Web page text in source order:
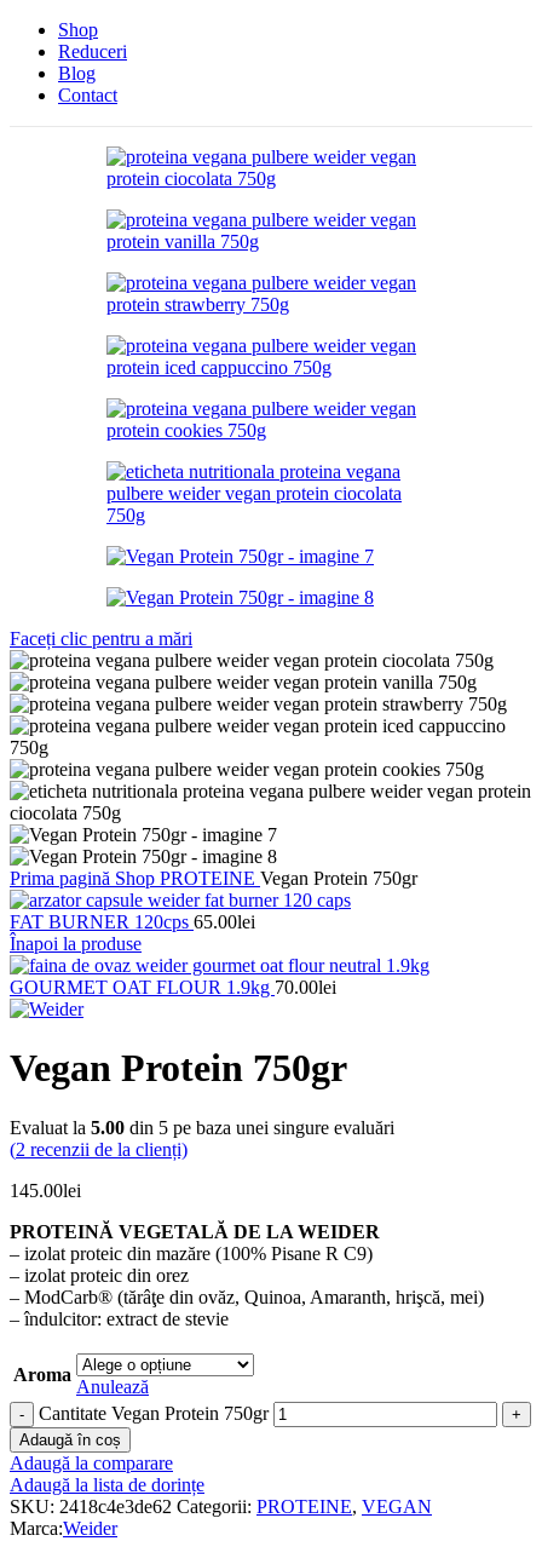
Shop
Reduceri
Blog
Contact
Faceți clic pentru a mări
Prima pagină Shop PROTEINE Vegan Protein 750gr
FAT BURNER 120cps 65.00lei
Înapoi la produse
GOURMET OAT FLOUR 1.9kg 70.00lei
Vegan Protein 750gr
Evaluat la 5.00 din 5 pe baza unei singure evaluări
(2 recenzii de la clienți)
145.00lei
PROTEINĂ VEGETALĂ DE LA WEIDER
– izolat proteic din mazăre (100% Pisane R C9)
– izolat proteic din orez
– ModCarb® (tărâţe din ovăz, Quinoa, Amaranth, hrişcă, mei)
– îndulcitor: extract de stevie
Aroma
Anulează
Cantitate Vegan Protein 750gr
Adaugă în coș
Adaugă la comparare
Adaugă la lista de dorințe
SKU: 2418c4e3de62 Categorii: PROTEINE, VEGAN
Marca:Weider